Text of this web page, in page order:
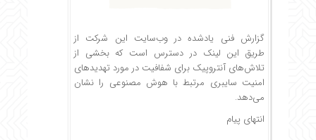
گزارش فنی یادشده در وب‌سایت این شرکت از
طریق این لینک در دسترس است که بخشی از
تلاش‌های آنتروپیک برای شفافیت در مورد تهدیدهای
امنیت سایبری مرتبط با هوش مصنوعی را نشان
می‌دهد.
انتهای پیام